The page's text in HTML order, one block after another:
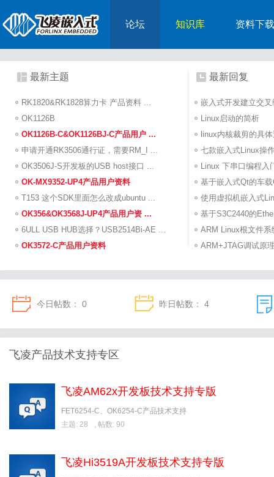
论坛 知识库 资料下载
最新主题
RK1820&RK1828算力卡 产品资料 ...
OK1126B
OK1126B-C&OK1126BJ-C产品用户 ...
申请开通RK3506通行证，需要RM_I ...
OK3506J-S开发板的USB host接口 ...
OK-MX9352-UP4产品用户资料
T153 这个SDK里面怎么改成ubuntu ...
OK356&OK3568J-UP4产品用户资 ...
6ULL USB HUB选择？USB2514Bi-AE ...
OK3572-C产品用户资料
最新回复
嵌入式开发建立交
Linux启动的简析
linux内核裁剪的具
七款嵌入式Linux操
Linux 下串口编程入
基于嵌入式Qt的车
使用虚拟机嵌入式
基于S3C2440的
ARM Linux根文件
ARM+JTAG调试原
今日帖数： 0 昨日帖数： 4
飞凌产品技术支持专区
飞凌AM62x开发板技术支持专版
FET6254-C、OK6254-C产品技术支持
主题: 28
, 帖数: 90
飞凌Hi3519A开发板技术支持专版